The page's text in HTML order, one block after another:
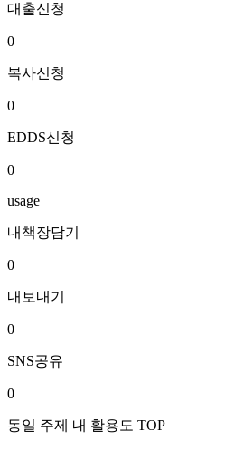
대출신청
0
복사신청
0
EDDS신청
0
usage
내책장담기
0
내보내기
0
SNS공유
0
동일 주제 내 활용도 TOP